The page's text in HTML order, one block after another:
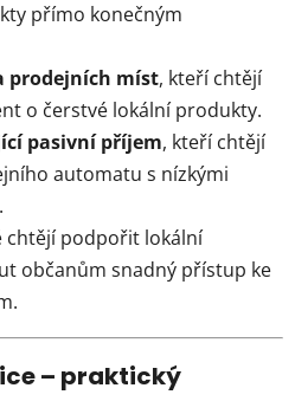
přímo konečným
prodejních míst, kteří chtějí
o čerstvé lokální produkty.
pasivní příjem, kteří chtějí
automatu s nízkými
chtějí podpořit lokální
občanům snadný přístup ke
– praktický